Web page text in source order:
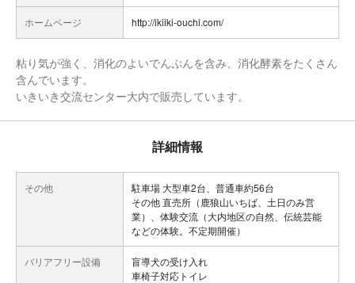
ホームページ http://ikiiki-ouchi.com/
粘り気が強く、消化のよいでんぷんを含み、消化酵素をたくさん
含んでいます。
いきいき交流センター大内で販売しています。
詳細情報
その他
駐車場 大型車2台、普通車約56台
その他 直売所（鹿狼山いちば、土日のみ営
業）、体験交流（大内地区の自然、伝統芸能
などの体験。不定期開催）
バリアフリー設備
盲導犬の受け入れ
車椅子対応トイレ